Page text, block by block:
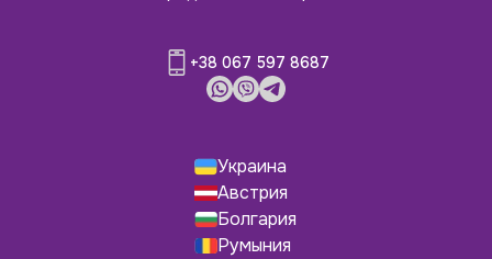
+38 067 597 8687
Украина
Австрия
Болгария
Румыния